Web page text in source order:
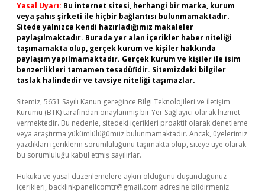
Yasal Uyarı: Bu internet sitesi, herhangi bir marka, kurum
veya şahıs şirketi ile hiçbir bağlantısı bulunmamaktadır.
Sitede yalnızca kendi hazırladığımız makaleler
paylaşılmaktadır. Burada yer alan içerikler haber niteliği
taşımamakta olup, gerçek kurum ve kişiler hakkında
paylaşım yapılmamaktadır. Gerçek kurum ve kişiler ile isim
benzerlikleri tamamen tesadüfidir. Sitemizdeki bilgiler
taslak halindedir ve tavsiye niteliği taşımazlar.
Sitemiz, 5651 Sayılı Kanun gereğince Bilgi Teknolojileri ve İletişim
Kurumu (BTK) tarafından onaylanmış bir Yer Sağlayıcı olarak hizmet
vermektedir. Bu nedenle, sitedeki içerikleri proaktif olarak denetleme
veya araştırma yükümlülüğümüz bulunmamaktadır. Ancak, üyelerimiz
yazdıkları içeriklerin sorumluluğunu taşımakta olup, siteye üye olarak
bu sorumluluğu kabul etmiş sayılırlar.
Hukuka ve yasal düzenlemelere aykırı olduğunu düşündüğünüz
içerikleri, backlinkpanelicomtr@gmail.com adresine bildirmeniz